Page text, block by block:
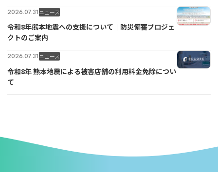
2026.07.31ニュース
令和8年熊本地震への支援について｜防災備蓄プロジェ
クトのご案内
2026.07.31ニュース
令和8年 熊本地震による被害店舗の利用料金免除につい
て